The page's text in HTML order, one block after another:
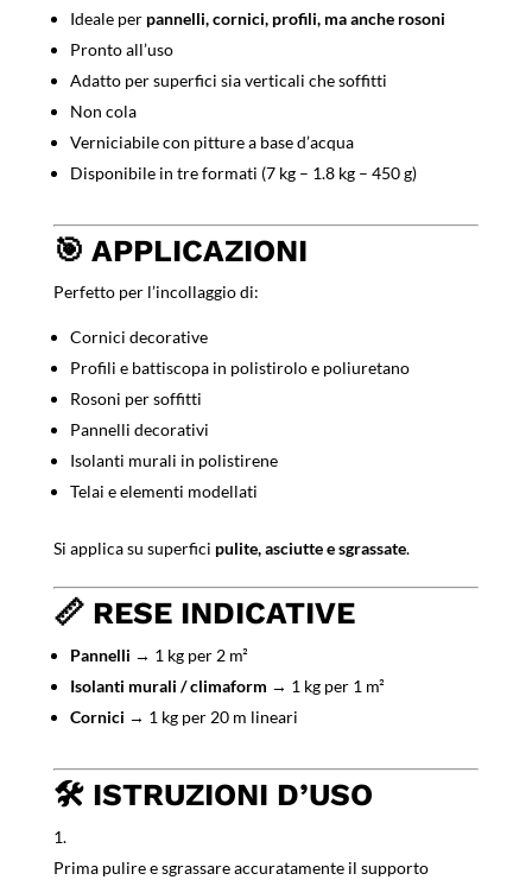
Ideale per pannelli, cornici, profili, ma anche rosoni
Pronto all’uso
Adatto per superfici sia verticali che soffitti
Non cola
Verniciabile con pitture a base d’acqua
Disponibile in tre formati (7 kg – 1.8 kg – 450 g)
🎯 APPLICAZIONI
Perfetto per l’incollaggio di:
Cornici decorative
Profili e battiscopa in polistirolo e poliuretano
Rosoni per soffitti
Pannelli decorativi
Isolanti murali in polistirene
Telai e elementi modellati
Si applica su superfici pulite, asciutte e sgrassate.
📏 RESE INDICATIVE
Pannelli → 1 kg per 2 m²
Isolanti murali / climaform → 1 kg per 1 m²
Cornici → 1 kg per 20 m lineari
🛠️ ISTRUZIONI D’USO
Prima pulire e sgrassare accuratamente il supporto